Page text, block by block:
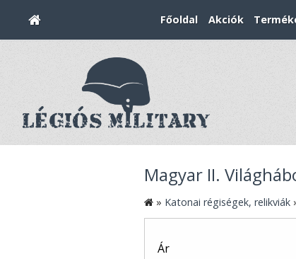
Főoldal Akciók
Magyar II.
» Katonai régiségek, relikviák
Ár